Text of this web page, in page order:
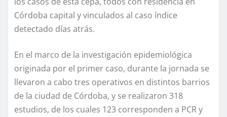
Córdoba capital y vinculados al caso índice
detectado días atrás.
En el marco de la investigación epidemiológica
originada por el primer caso, durante la jornada se
llevaron a cabo tres operativos en distintos barrios
de la ciudad de Córdoba, y se realizaron 318
estudios, de los cuales 123 corresponden a PCR y